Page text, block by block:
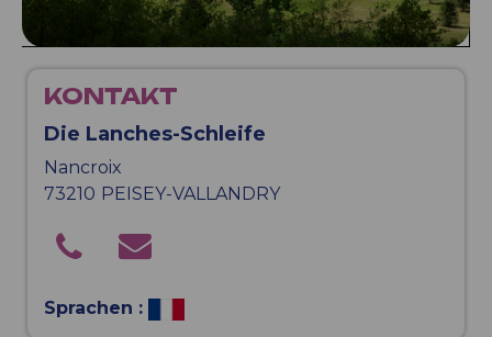
KONTAKT
Die Lanches-Schleife
Nancroix
73210 PEISEY-VALLANDRY
Sprachen :